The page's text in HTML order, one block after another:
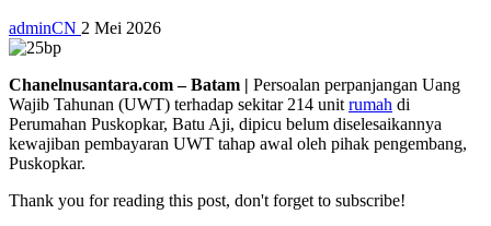
adminCN 2 Mei 2026
Chanelnusantara.com – Batam | Persoalan perpanjangan Uang
Wajib Tahunan (UWT) terhadap sekitar 214 unit rumah di
Perumahan Puskopkar, Batu Aji, dipicu belum diselesaikannya
kewajiban pembayaran UWT tahap awal oleh pihak pengembang,
Puskopkar.
Thank you for reading this post, don't forget to subscribe!